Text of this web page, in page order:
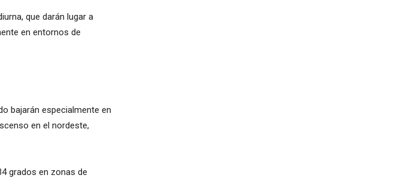
que darán lugar a
en entornos de
bajarán especialmente en
en el nordeste,
grados en zonas de